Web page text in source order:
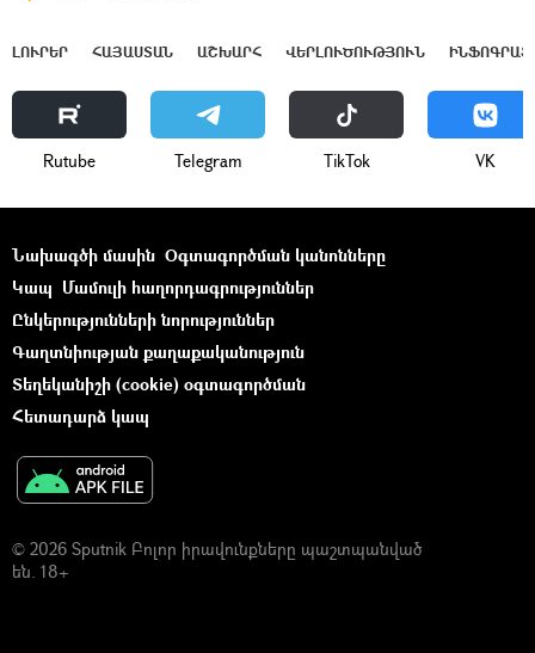
ԼՈՒՐԵՐ ՀԱՅԱՍՏԱՆ ԱՇԽԱՐՀ ՎԵՐԼՈՒԾՈՒԹՅՈՒՆ
Rutube Telegram ТikТоk VK
Նախագծի մասին Օգտագործման կանոնները
Կապ Մամուլի հաղորդագրություններ
Ընկերությունների նորություններ
Գաղտնիության քաղաքականություն
Տեղեկանիշի (cookie) օգտագործման
Հետադարձ կապ
© 2026 Sputnik Բոլոր իրավունքները պաշտպանված
են. 18+